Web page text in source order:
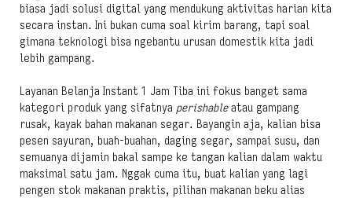
biasa jadi solusi digital yang mendukung aktivitas harian kita
secara instan. Ini bukan cuma soal kirim barang, tapi soal
gimana teknologi bisa ngebantu urusan domestik kita jadi
lebih gampang.
Layanan Belanja Instant 1 Jam Tiba ini fokus banget sama
kategori produk yang sifatnya perishableatau gampang
rusak, kayak bahan makanan segar. Bayangin aja, kalian bisa
pesen sayuran, buah-buahan, daging segar, sampai susu, dan
semuanya dijamin bakal sampe ke tangan kalian dalam waktu
maksimal satu jam. Nggak cuma itu, buat kalian yang lagi
pengen stok makanan praktis, pilihan makanan beku alias